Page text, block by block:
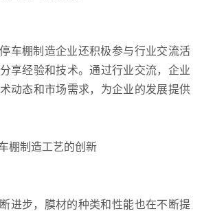
车棚制造企业还积极参与行业交流活
享经验和技术。通过行业交流，企业
动态和市场需求，为企业的发展提供
棚制造工艺的创新
进步，膜材的种类和性能也在不断提